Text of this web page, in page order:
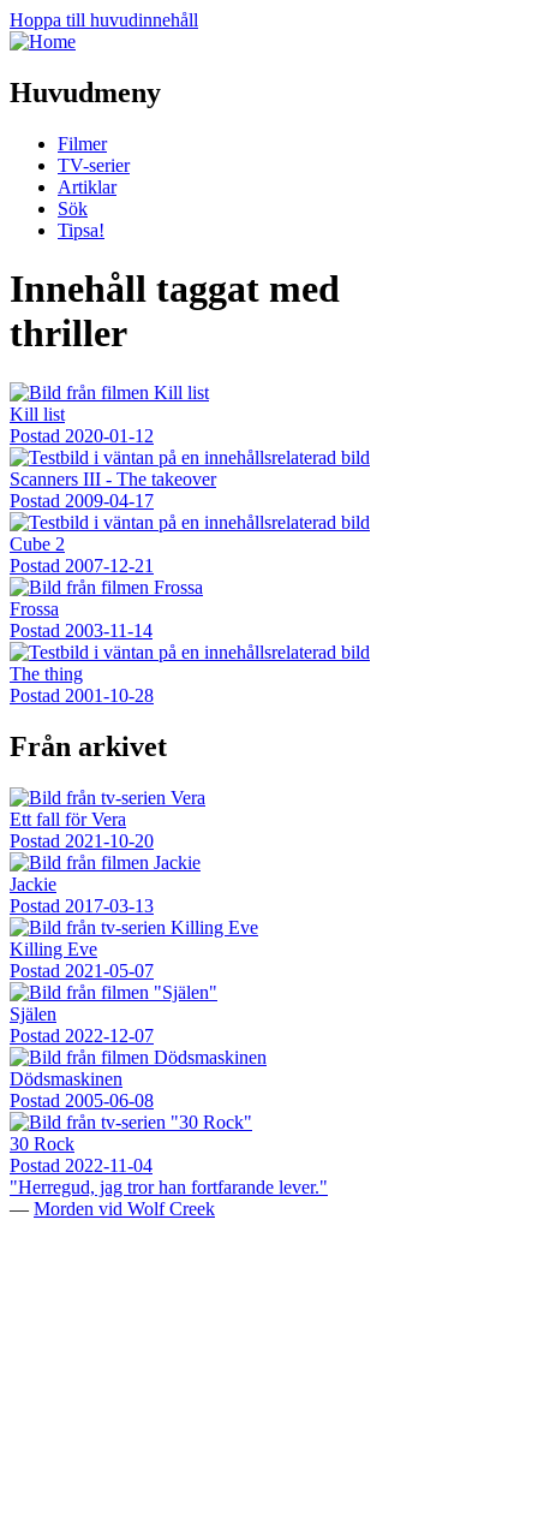
Hoppa till huvudinnehåll
Huvudmeny
Filmer
TV-serier
Artiklar
Sök
Tipsa!
Innehåll taggat med
thriller
Kill list
Postad 2020-01-12
Scanners III - The takeover
Postad 2009-04-17
Cube 2
Postad 2007-12-21
Frossa
Postad 2003-11-14
The thing
Postad 2001-10-28
Från arkivet
Ett fall för Vera
Postad 2021-10-20
Jackie
Postad 2017-03-13
Killing Eve
Postad 2021-05-07
Själen
Postad 2022-12-07
Dödsmaskinen
Postad 2005-06-08
30 Rock
Postad 2022-11-04
"Herregud, jag tror han fortfarande lever."
— Morden vid Wolf Creek